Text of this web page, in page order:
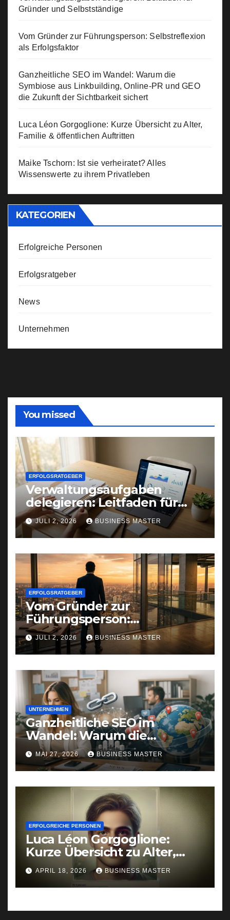
Gründer und Selbstständige
Vom Gründer zur Führungsperson: Selbstreflexion
als Erfolgsfaktor
Ganzheitliche SEO im Wandel: Warum die
Symbiose aus Linkbuilding, Online-PR und GEO
die Zukunft der Sichtbarkeit sichert
Luca Léon Gorgoglione: Kurze Übersicht zu Alter,
Familie & öffentlichen Auftritten
Maike Tschorn: Ist sie verheiratet? Alles
Wissenswerte zu ihrem Privatleben
KATEGORIEN
Erfolgreiche Personen
Erfolgsratgeber
News
Unternehmen
You missed
ERFOLGSRATGEBER
Verwaltungsaufgaben
delegieren: Leitfaden für
Gründer und Selbstständige
JULI 2, 2026 BUSINESS MASTER
ERFOLGSRATGEBER
Vom Gründer zur
Führungsperson:
Selbstreflexion als
Erfolgsfaktor
JULI 2, 2026 BUSINESS MASTER
UNTERNEHMEN
Ganzheitliche SEO im
Wandel: Warum die
Symbiose aus Linkbuilding,
Online-PR und GEO die
Zukunft der Sichtbarkeit
sichert
MAI 27, 2026 BUSINESS MASTER
ERFOLGREICHE PERSONEN
Luca Léon Gorgoglione:
Kurze Übersicht zu Alter,
Familie & öffentlichen
Auftritten
APRIL 18, 2026 BUSINESS MASTER